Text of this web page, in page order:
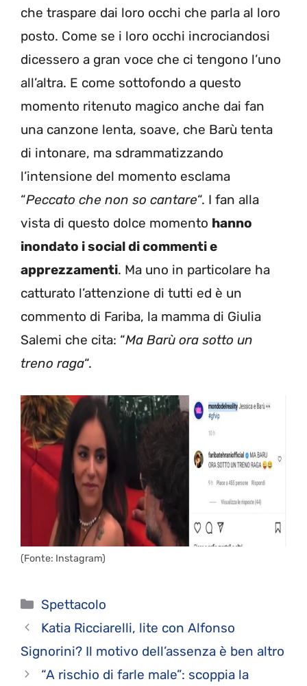
che traspare dai loro occhi che parla al loro
posto. Come se i loro occhi incrociandosi
dicessero a gran voce che ci tengono l’uno
all’altra. E come sottofondo a questo
momento ritenuto magico anche dai fan
una canzone lenta, soave, che Barù tenta
di intonare, ma sdrammatizzando
l’intensione del momento esclama
“Peccato che non so cantare“. I fan alla
vista di questo dolce momento hanno
inondato i social di commenti e
apprezzamenti. Ma uno in particolare ha
catturato l’attenzione di tutti ed è un
commento di Fariba, la mamma di Giulia
Salemi che cita: “Ma Barù ora sotto un
treno raga“.
(Fonte: Instagram)
Categorie
Spettacolo
Katia Ricciarelli, lite con Alfonso
Signorini? Il motivo dell’assenza è ben altro
“A rischio di farle male”: scoppia la